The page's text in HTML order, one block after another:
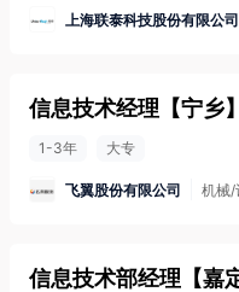
上海联泰科技股份有限公司
信息技术经理 【宁乡】
1-3年 大专
飞翼股份有限公司 机械/
信息技术部经理 【嘉